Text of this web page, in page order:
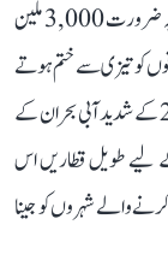
اس کے باوجود یہ مقدار ناکافی ثابت ہو رہی ہے۔ شہر کی یومیہ ضرورت 3,000 ملین
کو تیزی سے ختم ہوتے
زیرزمین پانی اور نجی ٹینکر مافیا پر انحصار کرنا پڑ رہا ہے۔ 2024 کے شدید آبی بحران کے
لیے طویل قطاریں اس
والے شہروں کو جینا